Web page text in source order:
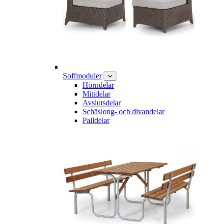
Soffmoduler
Hörndelar
Mittdelar
Avslutsdelar
Schäslong- och divandelar
Palldelar